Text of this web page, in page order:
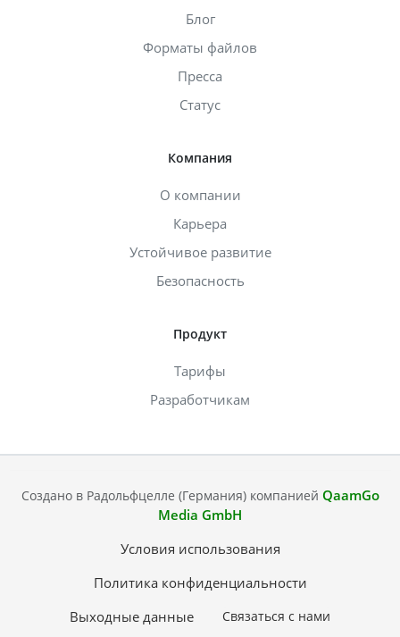
Блог
Форматы файлов
Пресса
Статус
Компания
О компании
Карьера
Устойчивое развитие
Безопасность
Продукт
Тарифы
Разработчикам
Создано в Радольфцелле (Германия) компанией QaamGo
Media GmbH
Условия использования
Политика конфиденциальности
Выходные данные
Связаться с нами